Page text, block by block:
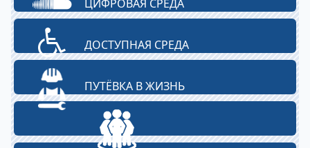
ЦИФРОВАЯ СРЕДА
ДОСТУПНАЯ СРЕДА
ПУТЁВКА В ЖИЗНЬ